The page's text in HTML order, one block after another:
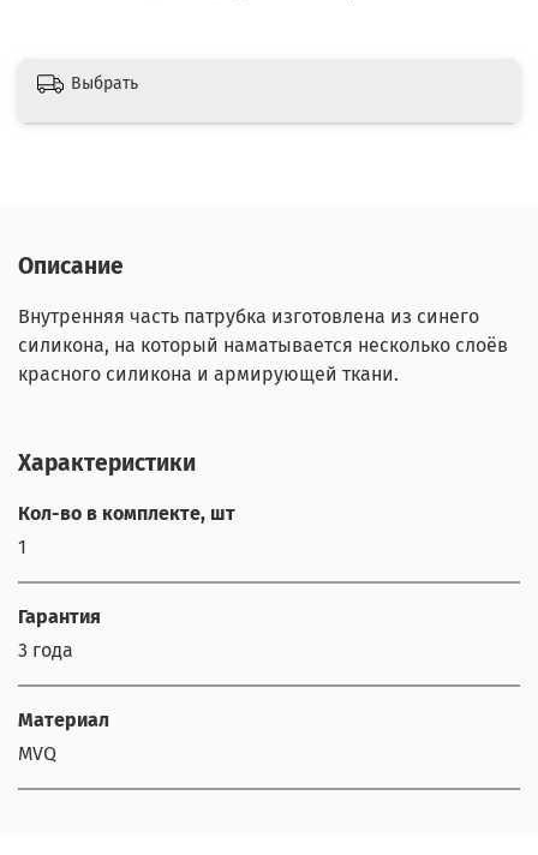
Выбрать
Описание
Внутренняя часть патрубка изготовлена из синего
силикона, на который наматывается несколько слоёв
красного силикона и армирующей ткани.
Характеристики
Кол-во в комплекте, шт
1
Гарантия
3 года
Материал
MVQ